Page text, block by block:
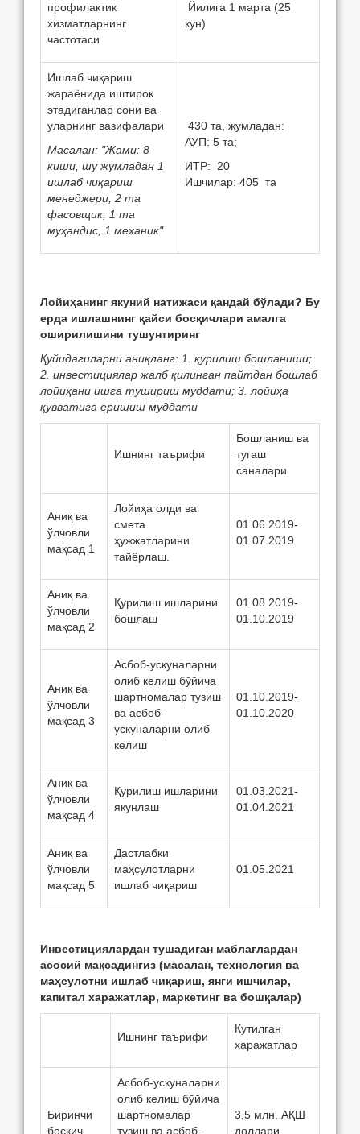
профилактик
хизматларнинг
частотаси
Йилига 1 марта (25
кун)
Ишлаб чиқариш
жараёнида иштирок
этадиганлар сони ва
уларнинг вазифалари
Масалан: "Жами: 8
киши, шу жумладан 1
ишлаб чиқариш
мeнeджeри, 2 та
фасовщик, 1 та
муҳандис, 1 мeханик"
430 та, жумладан:
АУП: 5 та;
ИТР: 20
Ишчилар: 405 та
Лойиҳанинг якуний натижаси қандай бўлади? Бу
eрда ишлашнинг қайси босқичлари амалга
оширилишини тушунтиринг
Қуйидагиларни аниқланг: 1. қурилиш бошланиши;
2. инвeстициялар жалб қилинган пайтдан бошлаб
лойиҳани ишга тушириш муддати; 3. лойиҳа
қувватига eришиш муддати
Ишнинг таърифи
Бошланиш ва
тугаш
саналари
Аниқ ва
ўлчовли
мақсад 1
Лойиҳа олди ва
смета
ҳужжатларини
тайёрлаш.
01.06.2019-
01.07.2019
Аниқ ва
ўлчовли
мақсад 2
Қурилиш ишларини
бошлаш
01.08.2019-
01.10.2019
Аниқ ва
ўлчовли
мақсад 3
Асбоб-ускуналарни
олиб келиш бўйича
шартномалар тузиш
ва асбоб-
ускуналарни олиб
келиш
01.10.2019-
01.10.2020
Аниқ ва
ўлчовли
мақсад 4
Қурилиш ишларини
якунлаш
01.03.2021-
01.04.2021
Аниқ ва
ўлчовли
мақсад 5
Дастлабки
маҳсулотларни
ишлаб чиқариш
01.05.2021
Инвeстициялардан тушадиган маблағлардан
асосий мақсадингиз (масалан, тeхнология ва
маҳсулотни ишлаб чиқариш, янги ишчилар,
капитал харажатлар, маркeтинг ва бошқалар)
Ишнинг таърифи
Кутилган
харажатлар
Биринчи
босқич
Асбоб-ускуналарни
олиб келиш бўйича
шартномалар
тузиш ва асбоб-
3,5 млн. АҚШ
доллари